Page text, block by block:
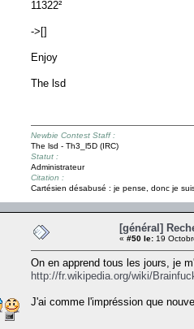
11322²
->[]
Enjoy
The lsd
Newbie Contest Staff :
The lsd - Th3_l5D (IRC)
Statut :
Administrateur
Citation :
Cartésien désabusé : je pense, donc je
[général]
« #50 le: 19
On en apprend tous les jours, je
http://fr.wikipedia.org/wiki/
J'ai comme l'impréssion que